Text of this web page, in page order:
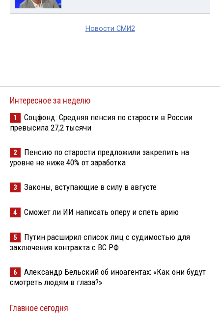
Новости СМИ2
Интересное за неделю
1
Соцфонд: Средняя пенсия по старости в России
превысила 27,2 тысячи
2
Пенсию по старости предложили закрепить на
уровне не ниже 40% от заработка
3 Законы, вступающие в силу в августе
4 Сможет ли ИИ написать оперу и спеть арию
5
Путин расширил список лиц с судимостью для
заключения контракта с ВС РФ
6
Александр Бельский об иноагентах: «Как они будут
смотреть людям в глаза?»
Главное сегодня